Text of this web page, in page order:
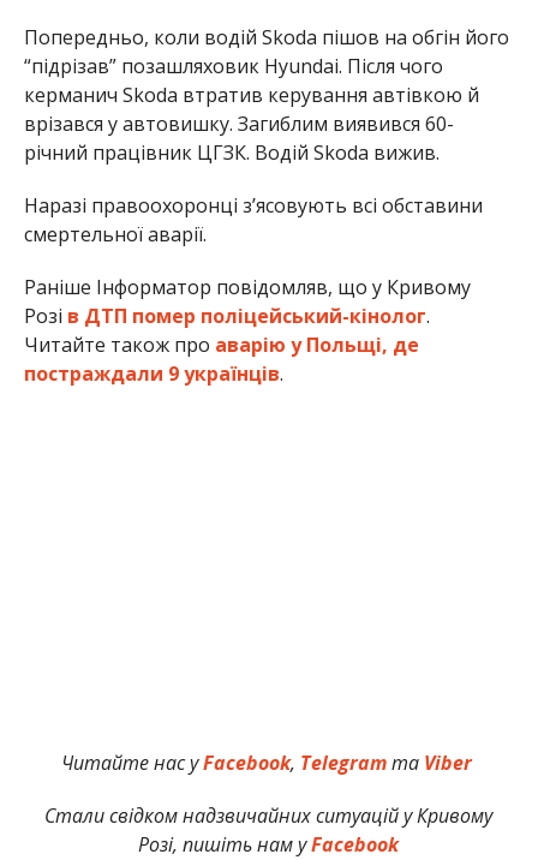
Попередньо, коли водій Skoda пішов на обгін його
“підрізав” позашляховик Hyundai. Після чого
керманич Skoda втратив керування автівкою й
врізався у автовишку. Загиблим виявився 60-
річний працівник ЦГЗК. Водій Skoda вижив.
Наразі правоохоронці з’ясовують всі обставини
смертельної аварії.
Раніше Інформатор повідомляв, що у Кривому
Розі в ДТП помер поліцейський-кінолог.
Читайте також про аварію у Польщі, де
постраждали 9 українців.
Читайте нас уFacebook, Telegramта Viber
Стали свідком надзвичайних ситуацій у Кривому
Розі, пишіть нам уFacebook